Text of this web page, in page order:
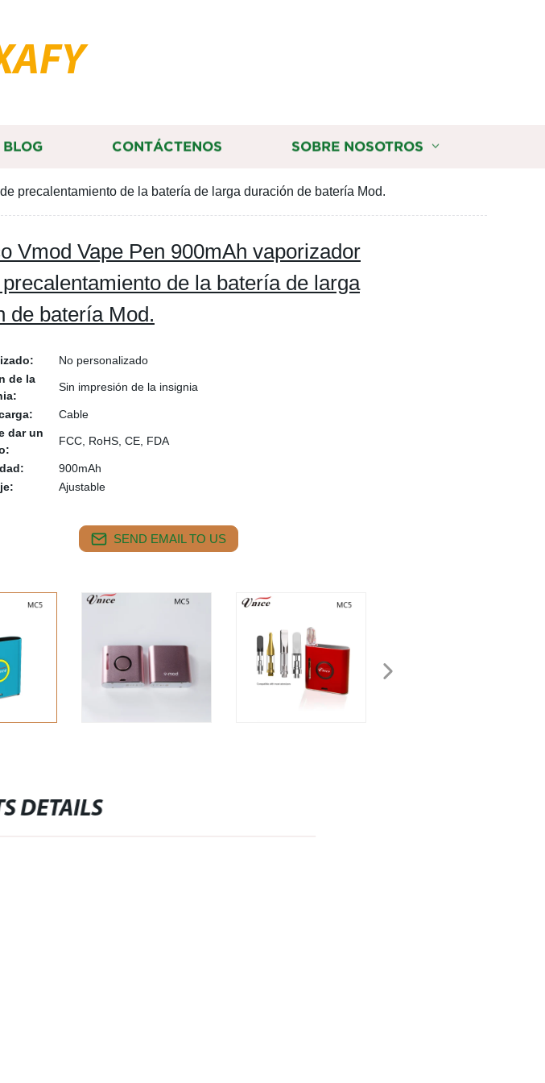
BLOG CONTÁCTENOS SOBRE NOSOTROS
precalentamiento de la batería de larga duración de batería Mod.
Vmod Vape Pen 900mAh vaporizador
de la batería de larga
de batería Mod.
No personalizado
de la
Sin impresión de la insignia
Cable
dar un
FCC, RoHS, CE, FDA
900mAh
Ajustable
SEND EMAIL TO US
DETAILS